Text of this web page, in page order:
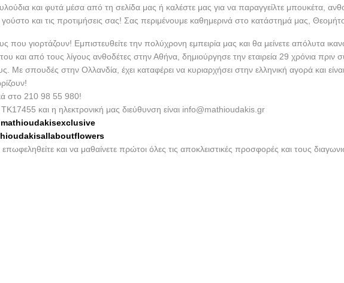
και φυτά μέσα από τη σελίδα μας ή καλέστε μας για να παραγγείλτε μπουκέτα,
και τις προτιμήσεις σας! Σας περιμένουμε καθημερινά στο κατάστημά μας,
γιορτάζουν! Εμπιστευθείτε την πολύχρονη εμπειρία μας και θα μείνετε απόλυτα
και από τους λίγους ανθοδέτες στην Αθήνα, δημιούργησε την εταιρεία 29 χρόνια
σπουδές στην Ολλανδία, έχει καταφέρει να κυριαρχήσει στην ελληνική αγορά και
στο 210 98 55 980!
και η ηλεκτρονική μας διεύθυνση είναι info@mathioudakis.gr
mathioudakisexclusive
και να μαθαίνετε πρώτοι όλες τις αποκλειστικές προσφορές και τους